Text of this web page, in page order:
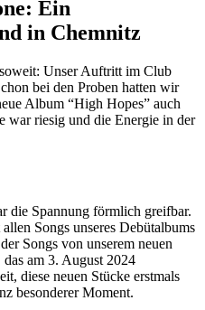
Ein
in Chemnitz
Unser Auftritt im Club
bei den Proben hatten wir
Album “High Hopes” auch
war riesig und die Energie in der
die Spannung förmlich greifbar.
Songs unseres Debütalbums
Songs von unserem neuen
am 3. August 2024
diese neuen Stücke erstmals
besonderer Moment.